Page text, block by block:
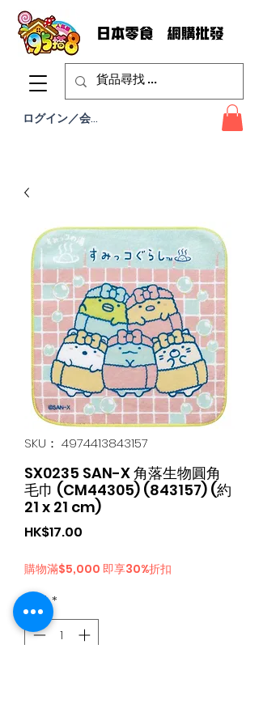
ログイン／会員登録
SKU： 4974413843157
SX0235 SAN-X 角落生物圓角
毛巾 (CM44305) (843157) (約
21 x 21 cm)
HK$17.00
購物滿$5,000 即享30%折扣
数量*